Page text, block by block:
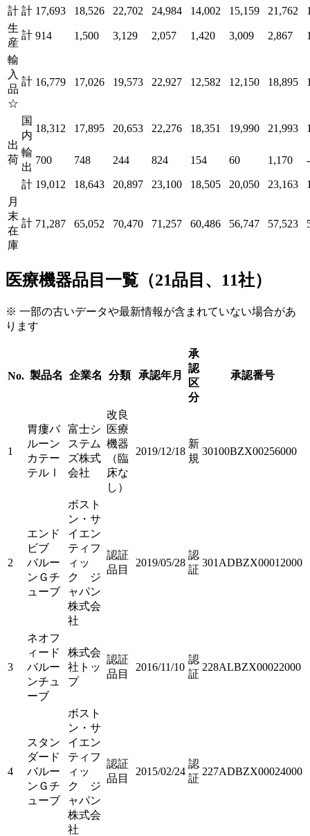
計 計 17,693 18,526 22,702 24,984 14,002 15,159 21,762
生
産
計 914 1,500 3,129 2,057 1,420 3,009 2,867
輸
入
品
☆
計 16,779 17,026 19,573 22,927 12,582 12,150 18,895
出
荷
国
内
18,312 17,895 20,653 22,276 18,351 19,990 21,993
輸
出
700 748 244 824 154 60 1,170 -
計 19,012 18,643 20,897 23,100 18,505 20,050 23,163
月
末
在
庫
計 71,287 65,052 70,470 71,257 60,486 56,747 57,523
医療機器品目一覧（21品目、11社）
※ 一部の古いデータや最新情報が含まれていない場合があ
ります
No. 製品名 企業名 分類 承認年月
承
認
区
分
承認番号
1
胃瘻バ
ルーン
カテー
テルⅠ
富士シ
ステム
ズ株式
会社
改良
医療
機器
（臨
床な
し）
2019/12/18
新
規
30100BZX00256000
2
エンド
ビブ
バルー
ンＧチ
ューブ
ボスト
ン・サ
イエン
ティフ
ィッ
ク ジ
ャパン
株式会
社
認証
品目
2019/05/28
認
証
301ADBZX00012000
3
ネオフ
ィード
バルー
ンチュ
ーブ
株式会
社トッ
プ
認証
品目
2016/11/10
認
証
228ALBZX00022000
4
スタン
ダード
バルー
ンＧチ
ューブ
ボスト
ン・サ
イエン
ティフ
ィッ
ク ジ
ャパン
株式会
社
認証
品目
2015/02/24
認
証
227ADBZX00024000